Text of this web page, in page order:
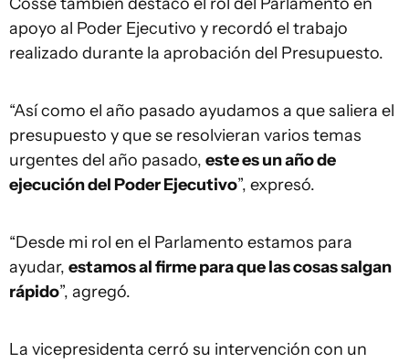
apoyo al Poder Ejecutivo y recordó el trabajo
realizado durante la aprobación del Presupuesto.
“Así como el año pasado ayudamos a que saliera el
presupuesto y que se resolvieran varios temas
urgentes del año pasado, este es un año de
ejecución del Poder Ejecutivo”, expresó.
“Desde mi rol en el Parlamento estamos para
ayudar, estamos al firme para que las cosas salgan
rápido”, agregó.
La vicepresidenta cerró su intervención con un